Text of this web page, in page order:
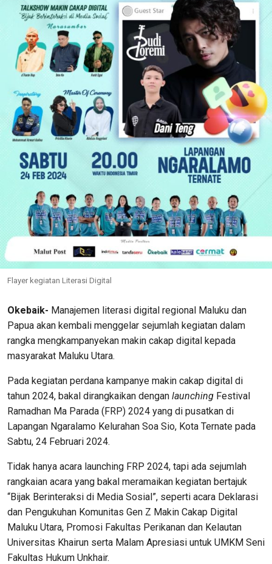
Flayer kegiatan Literasi Digital
Okebaik- Manajemen literasi digital regional Maluku dan
Papua akan kembali menggelar sejumlah kegiatan dalam
rangka mengkampanyekan makin cakap digital kepada
masyarakat Maluku Utara.
Pada kegiatan perdana kampanye makin cakap digital di
tahun 2024, bakal dirangkaikan dengan launching Festival
Ramadhan Ma Parada (FRP) 2024 yang di pusatkan di
Lapangan Ngaralamo Kelurahan Soa Sio, Kota Ternate pada
Sabtu, 24 Februari 2024.
Tidak hanya acara launching FRP 2024, tapi ada sejumlah
rangkaian acara yang bakal meramaikan kegiatan bertajuk
“Bijak Berinteraksi di Media Sosial”, seperti acara Deklarasi
dan Pengukuhan Komunitas Gen Z Makin Cakap Digital
Maluku Utara, Promosi Fakultas Perikanan dan Kelautan
Universitas Khairun serta Malam Apresiasi untuk UMKM Seni
Fakultas Hukum Unkhair.